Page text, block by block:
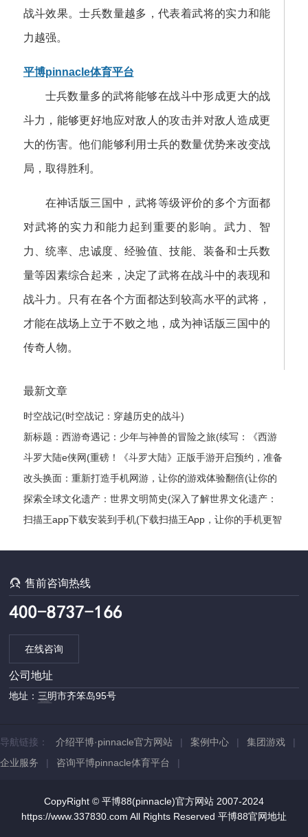
战斗效果。士兵数量越多，代表着武将的实力和能
力越强。
平博pinnacle体育平台
士兵数量多的武将能够在战斗中形成更大的战
斗力，能够更好地应对敌人的攻击并对敌人造成更
大的伤害。他们能够利用士兵的数量优势来改变战
局，取得胜利。
在神话版三国中，武将等级评价的多个方面都
对武将的实力和能力起到重要的影响。武力、智
力、统率、忠诚度、经验值、技能、装备和士兵数
量等因素综合起来，决定了武将在战斗中的表现和
战斗力。只有在各个方面都达到较高水平的武将，
才能在战场上立于不败之地，成为神话版三国中的
传奇人物。
最新文章
时空战记(时空战记：穿越历史的战斗)
新标题：西游奇遇记：少年与神兽的冒险之旅(续写：《西游
奇遇记：少年与神兽的冒险之旅》的继续探险)
斗罗大陆e侠网(重磅！《斗罗大陆》正版手游开启预约，准备
好了吗？)
改头换面：重新打造手机网游，让你的游戏体验翻倍(让你的
游戏体验翻倍：打造全新手机网游)
探索全球文化遗产：世界文明简史(深入了解世界文化遗产：
探索各国文明发展编年史)
扫描王app下载安装到手机(下载扫描王App，让你的手机更智
售前咨询热线
在线咨询
公司地址
地址：三明市齐笨岛95号
导航链接： 介绍平博·pinnacle官方网站 | 案例中心 | 集团游戏 |
企业服务 | 咨询平博pinnacle体育平台 |
CopyRight © 平博88(pinnacle)官方网站 2007-2024
https://www.337830.com All Rights Reserved 平博88官网地址